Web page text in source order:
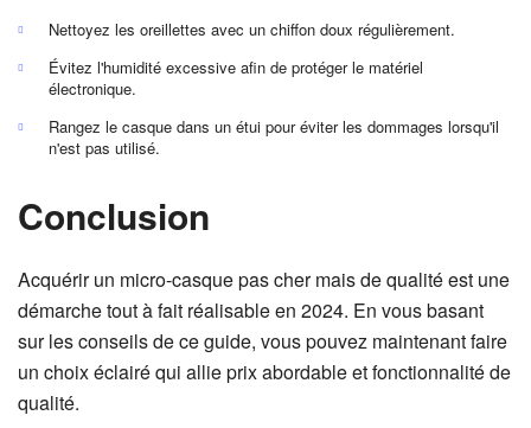
Nettoyez les oreillettes avec un chiffon doux régulièrement.
Évitez l'humidité excessive afin de protéger le matériel
électronique.
Rangez le casque dans un étui pour éviter les dommages lorsqu'il
n'est pas utilisé.
Conclusion
Acquérir un micro-casque pas cher mais de qualité est une
démarche tout à fait réalisable en 2024. En vous basant
sur les conseils de ce guide, vous pouvez maintenant faire
un choix éclairé qui allie prix abordable et fonctionnalité de
qualité.